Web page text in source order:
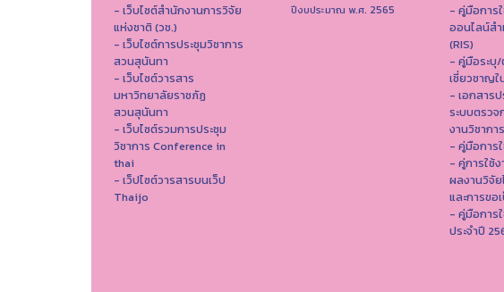
- เว็บไซต์สำนักงานการวิจัย
แห่งชาติ (วช.)
- เว็บไซต์การประชุมวิชาการ
สวนสุนันทา
- เว็บไซต์วารสาร
มหาวิทยาลัยราชภัฏ
สวนสุนันทา
- เว็บไซต์รวมการประชุม
วิชาการ Conference in
thai
- เว็ปไซต์วารสารบนเว็ป
Thaijo
ปีงบประมาณ พ.ศ. 2565
- คู่มือการ
ออนไลน์ส
(RIS)
- คู่มือระบุ
เชี่ยวชาญใ
- เอกสาร
ระบบตรวจ
งานวิชาการ
- คู่มือการ
- คู่การใช้
ผลงานวิจัย
และการขอ
- คู่มือการ
ประจำปี